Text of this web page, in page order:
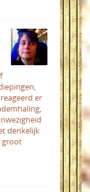
er
denkelijk
groot